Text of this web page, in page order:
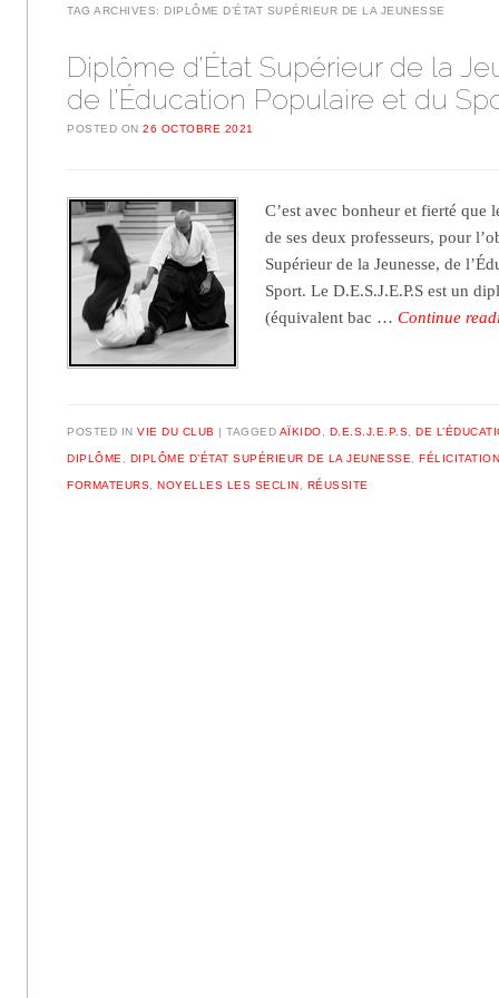
TAG ARCHIVES: DIPLÔME D’ÉTAT SUPÉRIEUR DE LA JEUNESSE
Diplôme d’État Supérieur de la
de l’Éducation Populaire et du
POSTED ON26 OCTOBRE 2021
C’est avec bonheur et fierté que
de ses deux professeurs, pour
Supérieur de la Jeunesse, de
Sport. Le D.E.S.J.E.P.S est un
(équivalent bac …Continue
POSTED INVIE DU CLUB TAGGED AÏKIDO D.E.S.J.E.P.S ,DE
DIPLÔME DIPLÔME D’ÉTAT SUPÉRIEUR DE LA JEUNESSE ,
FORMATEURS ,NOYELLES LES SECLIN RÉUSSITE